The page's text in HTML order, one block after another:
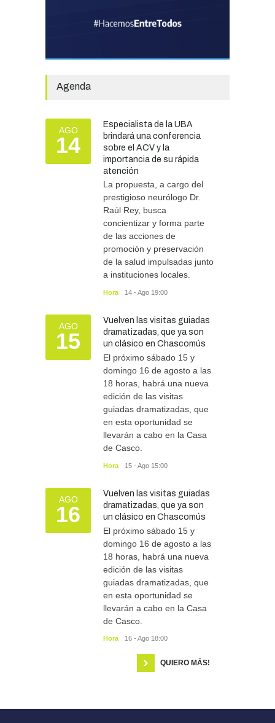
Más de 100 atletas
participaron del Duatlón en
Chascomús
DEPORTES 10/08/2026
Agenda
AGO
14
Especialista de la UBA
brindará una conferencia
sobre el ACV y la
importancia de su rápida
atención
La propuesta, a cargo del
prestigioso neurólogo Dr.
Raúl Rey, busca
concientizar y forma parte
de las acciones de
promoción y preservación
de la salud impulsadas junto
a instituciones locales.
Hora 14 - Ago 19:00
AGO
15
Vuelven las visitas guiadas
dramatizadas, que ya son
un clásico en Chascomús
El próximo sábado 15 y
domingo 16 de agosto a las
18 horas, habrá una nueva
edición de las visitas
guiadas dramatizadas, que
en esta oportunidad se
llevarán a cabo en la Casa
de Casco.
Hora 15 - Ago 15:00
AGO
16
Vuelven las visitas guiadas
dramatizadas, que ya son
un clásico en Chascomús
El próximo sábado 15 y
domingo 16 de agosto a las
18 horas, habrá una nueva
edición de las visitas
guiadas dramatizadas, que
en esta oportunidad se
llevarán a cabo en la Casa
de Casco.
Hora 16 - Ago 18:00
QUIERO MÁS!